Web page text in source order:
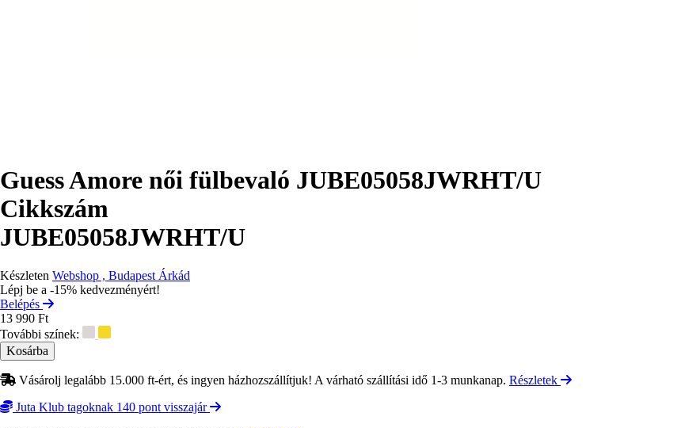
Guess Amore női fülbevaló JUBE05058JWRHT/U
Cikkszám
JUBE05058JWRHT/U
Készleten Webshop , Budapest Árkád
Lépj be a -15% kedvezményért!
Belépés
13 990 Ft
További színek:
Vásárolj legalább 15.000 ft-ért, és ingyen házhozszállítjuk! A várható szállítási idő 1-3 munkanap. Részletek
Juta Klub tagoknak 140 pont visszajár